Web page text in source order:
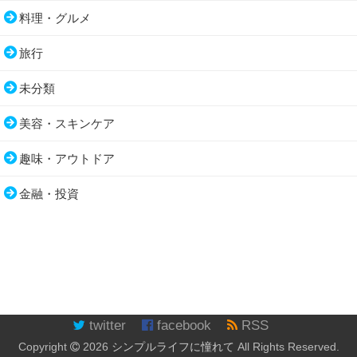
料理・グルメ
旅行
未分類
美容・スキンケア
趣味・アウトドア
金融・投資
twitter facebook RSS
Copyright 2026 シンプルライフに憧れて All Rights Reserved.